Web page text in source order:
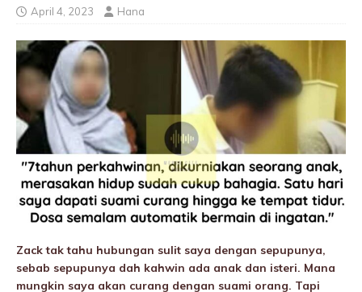
April 4, 2023 Hana
Zack tak tahu hubungan sulit saya dengan sepupunya,
sebab sepupunya dah kahwin ada anak dan isteri. Mana
mungkin saya akan curang dengan suami orang. Tapi